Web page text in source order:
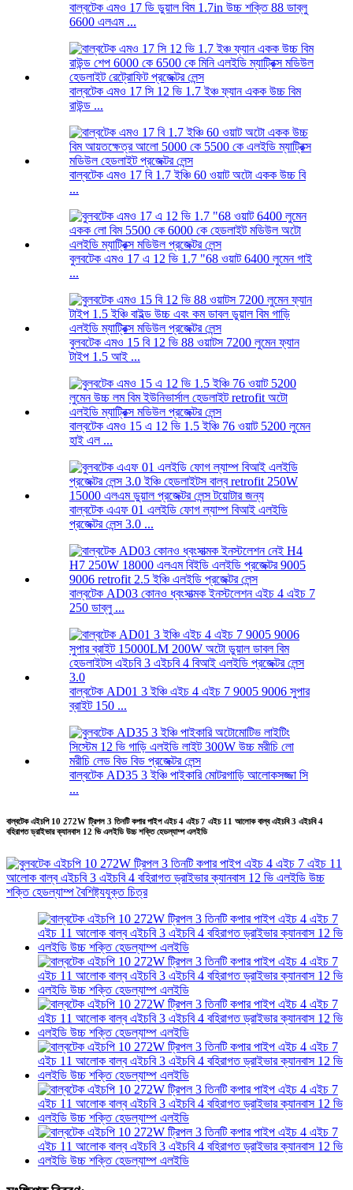
বাল্বটেক এমও 17 ডি ডুয়াল বিম 1.7in উচ্চ শক্তি 88 ডাব্লু
6600 এলএম ...
বাল্বটেক এমও 17 সি 12 ভি 1.7 ইঞ্চ ফ্যান একক উচ্চ বিম
রাউন্ড ...
বাল্বটেক এমও 17 বি 1.7 ইঞ্চি 60 ওয়াট অটো একক উচ্চ বি
...
বুলবটেক এমও 17 এ 12 ভি 1.7 "68 ওয়াট 6400 লুমেন গাই
...
বুলবটেক এমও 15 বি 12 ভি 88 ওয়াটস 7200 লুমেন ফ্যান
টাইপ 1.5 আই ...
বাল্বটেক এমও 15 এ 12 ভি 1.5 ইঞ্চি 76 ওয়াট 5200 লুমেন
হাই এল ...
বাল্বটেক এএফ 01 এলইডি ফোগ ল্যাম্প বিআই এলইডি
প্রজেক্টর লেন্স 3.0 ...
বাল্বটেক AD03 কোনও ধ্বংসাত্মক ইনস্টলেশন এইচ 4 এইচ 7
250 ডাব্লু ...
বাল্বটেক AD01 3 ইঞ্চি এইচ 4 এইচ 7 9005 9006 সুপার
ব্রাইট 150 ...
বাল্বটেক AD35 3 ইঞ্চি পাইকারি মোটরগাড়ি আলোকসজ্জা সি
...
বাল্বটেক এইচপি 10 272W ট্রিপল 3 তিনটি কপার পাইপ এইচ 4 এইচ 7 এইচ 11 আলোক বাল্ব এইচবি 3 এইচবি 4
বহিরাগত ড্রাইভার ক্যানবাস 12 ভি এলইডি উচ্চ শক্তি হেডল্যাম্প এলইডি